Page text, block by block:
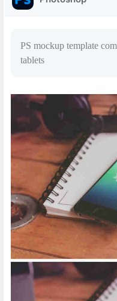
PS mockup template
tablets